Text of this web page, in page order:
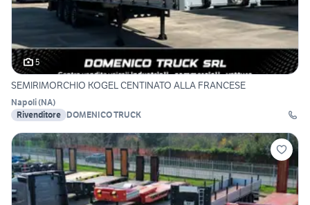
5
SEMIRIMORCHIO KOGEL CENTINATO ALLA FRANCESE
Napoli(NA)
Rivenditore DOMENICO TRUCK